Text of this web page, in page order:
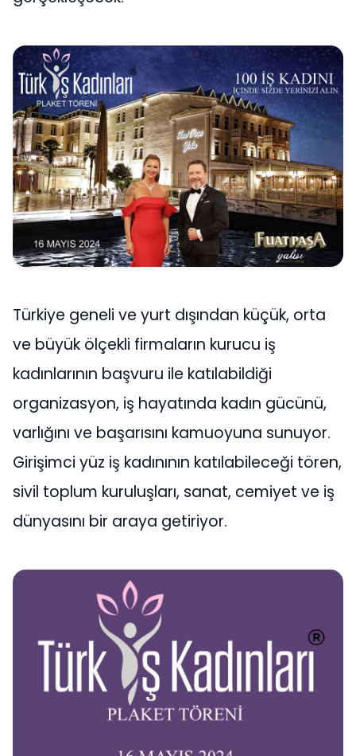
Türkiye geneli ve yurt dışından küçük, orta
ve büyük ölçekli firmaların kurucu iş
kadınlarının başvuru ile katılabildiği
organizasyon, iş hayatında kadın gücünü,
varlığını ve başarısını kamuoyuna sunuyor.
Girişimci yüz iş kadınının katılabileceği tören,
sivil toplum kuruluşları, sanat, cemiyet ve iş
dünyasını bir araya getiriyor.